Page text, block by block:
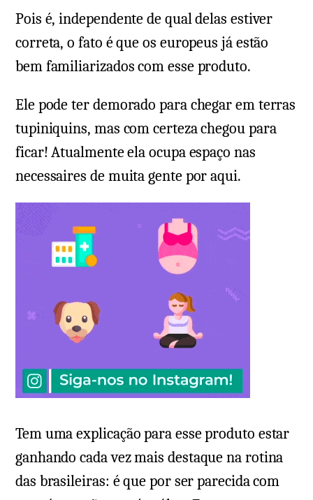
Pois é, independente de qual delas estiver
correta, o fato é que os europeus já estão
bem familiarizados com esse produto.
Ele pode ter demorado para chegar em terras
tupiniquins, mas com certeza chegou para
ficar! Atualmente ela ocupa espaço nas
necessaires de muita gente por aqui.
Tem uma explicação para esse produto estar
ganhando cada vez mais destaque na rotina
das brasileiras: é que por ser parecida com